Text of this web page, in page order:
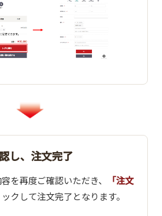
し、注文完了
を再度ご確認いただき、
「注文
クして注文完了となります。